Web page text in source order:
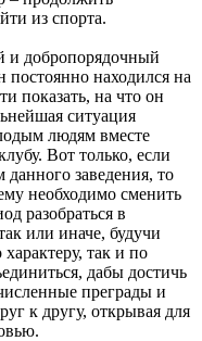
из спорта.
и добропорядочный
находился на
показать, на что он
ситуация
людям вместе
Вот только, если
данного заведения, то
необходимо сменить
разобраться в
или иначе, будучи
так и по
дабы достичь
преграды и
к другу, открывая для